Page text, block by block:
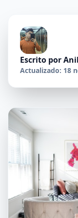
Escrito por
Actualizado: 18